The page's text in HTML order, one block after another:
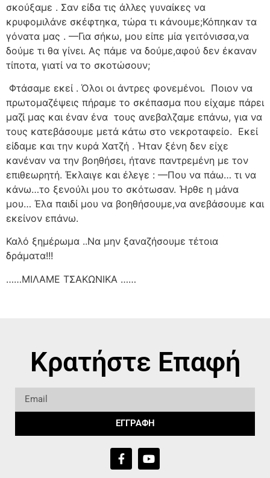
σκούξαμε . Σαν είδα τις άλλες γυναίκες να
κρυφομιλάνε σκέφτηκα, τώρα τι κάνουμε;Κόπηκαν τα
γόνατα μας . —Για σήκω, μου είπε μία γειτόνισσα,να
δούμε τι θα γίνει. Ας πάμε να δούμε,αφού δεν έκαναν
τίποτα, γιατί να το σκοτώσουν;
Φτάσαμε εκεί . Όλοι οι άντρες φονεμένοι. Ποιον να
πρωτομαζέψεις πήραμε το σκέπασμα που είχαμε πάρει
μαζί μας και έναν ένα τους ανεβαλζαμε επάνω, για να
τους κατεβάσουμε μετά κάτω στο νεκροταφείο. Εκεί
είδαμε και την κυρά Χατζή . Ήταν ξένη δεν είχε
κανέναν να την βοηθήσει, ήτανε παντρεμένη με τον
επιθεωρητή. Έκλαιγε και έλεγε : —Που να πάω… τι να
κάνω…το ξενούλι μου το σκότωσαν. Ήρθε η μάνα
μου… Έλα παιδί μου να βοηθήσουμε,να ανεβάσουμε και
εκείνον επάνω.
Καλό ξημέρωμα ..Να μην ξαναζήσουμε τέτοια
δράματα!!!
……ΜΙΛΑΜΕ ΤΣΑΚΩΝΙΚΑ ……
Κρατήστε Επαφή
ΕΓΓΡΑΦΗ